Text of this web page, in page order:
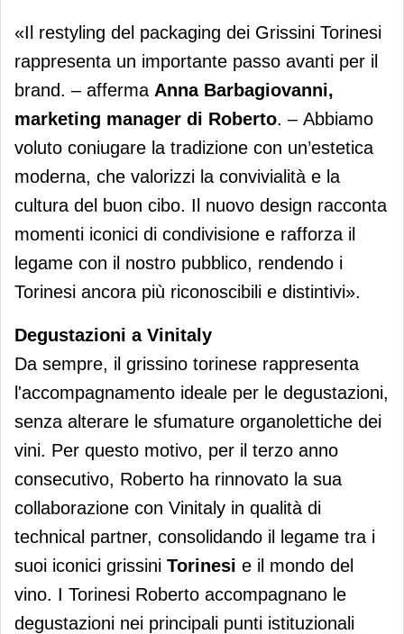
«Il restyling del packaging dei Grissini Torinesi
rappresenta un importante passo avanti per il
brand. – afferma Anna Barbagiovanni,
marketing manager di Roberto. – Abbiamo
voluto coniugare la tradizione con un’estetica
moderna, che valorizzi la convivialità e la
cultura del buon cibo. Il nuovo design racconta
momenti iconici di condivisione e rafforza il
legame con il nostro pubblico, rendendo i
Torinesi ancora più riconoscibili e distintivi».
Degustazioni a Vinitaly
Da sempre, il grissino torinese rappresenta
l'accompagnamento ideale per le degustazioni,
senza alterare le sfumature organolettiche dei
vini. Per questo motivo, per il terzo anno
consecutivo, Roberto ha rinnovato la sua
collaborazione con Vinitaly in qualità di
technical partner, consolidando il legame tra i
suoi iconici grissini Torinesi e il mondo del
vino. I Torinesi Roberto accompagnano le
degustazioni nei principali punti istituzionali